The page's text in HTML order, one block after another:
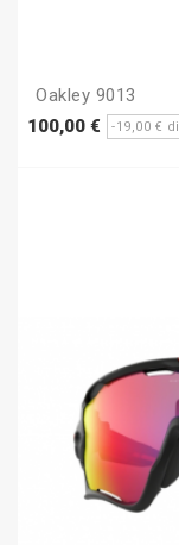
Oakley 9013
100,00 €
Prezzo
base
-19,00 €